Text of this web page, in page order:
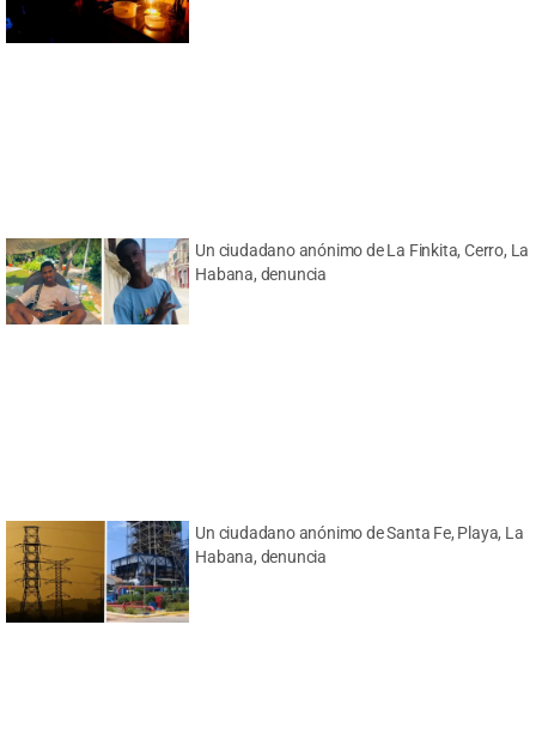
Un ciudadano anónimo de La Finkita, Cerro, La
Habana, denuncia
Un ciudadano anónimo de Santa Fe, Playa, La
Habana, denuncia